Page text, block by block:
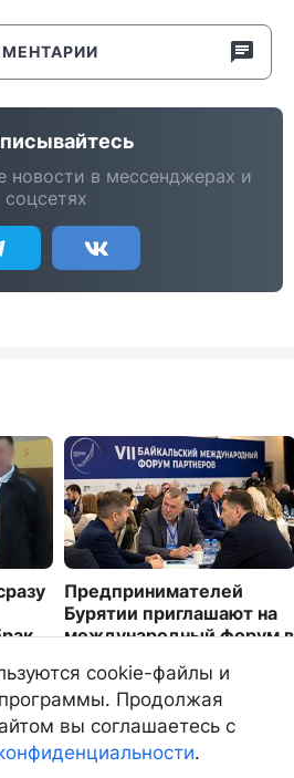
новости в мессенджерах и
соцсетях
Предпринимателей
Бурятии приглашают на
международный форум в
4371
cookie-файлы и
Продолжая
вы соглашаетесь с
.